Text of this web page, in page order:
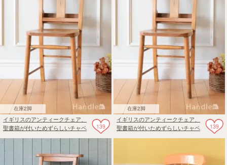
在庫2脚
139
イギリスのアンティークチェア、
聖書箱が付いためずらしいチャペ
在庫2脚
139
イギリスのアンティークチェア、
聖書箱が付いためずらしいチャペ